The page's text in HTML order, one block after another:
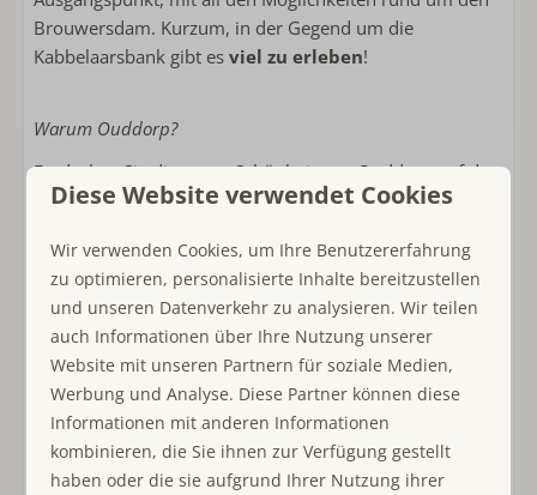
Brouwersdam. Kurzum, in der Gegend um die
Kabbelaarsbank gibt es viel zu erleben!
Warum Ouddorp?
Entdecken Sie die ganze Schönheit von Ouddorp auf der
Insel Goeree-Overflakkee, wo Küste und Natur
Möglichkeiten für Strandspaß und Wassersport.
Genießen Sie schöneRadtouren und Wanderungen
entlang der besten Routen und versteckten Orte. Das
historische Zentrumvon Ouddorp bietet eine
gemütliche Atmosphäre mit einem breiten Angebot an
gastronomischen Einrichtungen und Geschäften.
Ouddorp ist das ideale Zielfür einen Urlaub voller
Ruhe, Abenteuer und Geselligkeit.
Diese Website verwendet Cookies
Wir verwenden Cookies, um Ihre Benutzererfahrung
zu optimieren, personalisierte Inhalte bereitzustellen
und unseren Datenverkehr zu analysieren. Wir teilen
auch Informationen über Ihre Nutzung unserer
Website mit unseren Partnern für soziale Medien,
Werbung und Analyse. Diese Partner können diese
Informationen mit anderen Informationen
kombinieren, die Sie ihnen zur Verfügung gestellt
haben oder die sie aufgrund Ihrer Nutzung ihrer